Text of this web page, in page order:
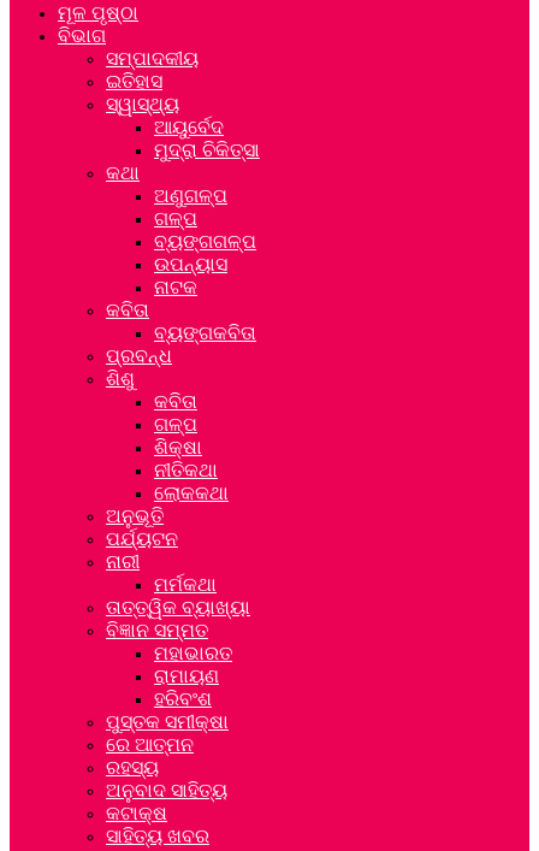
ମୂଳ ପୃଷ୍ଠା
ବିଭାଗ
ସମ୍ପାଦକୀୟ
ଇତିହାସ
ସ୍ୱାସ୍ଥ୍ୟ
ଆୟୁର୍ବେଦ
ମୁଦ୍ରା ଚିକିତ୍ସା
କଥା
ଅଣୁଗଳ୍ପ
ଗଳ୍ପ
ବ୍ୟଙ୍ଗଗଳ୍ପ
ଉପନ୍ୟାସ
ନାଟକ
କବିତା
ବ୍ୟଙ୍ଗକବିତା
ପ୍ରବନ୍ଧ
ଶିଶୁ
କବିତା
ଗଳ୍ପ
ଶିକ୍ଷା
ନୀତିକଥା
ଲୋକକଥା
ଅନୁଭୂତି
ପର୍ଯ୍ୟଟନ
ନାରୀ
ମର୍ମକଥା
ତାତ୍ତ୍ୱିକ ବ୍ୟାଖ୍ୟା
ବିଜ୍ଞାନ ସମ୍ମତ
ମହାଭାରତ
ରାମାୟଣ
ହରିବଂଶ
ପୁସ୍ତକ ସମୀକ୍ଷା
ରେ ଆତ୍ମନ
ରହସ୍ୟ
ଅନୁବାଦ ସାହିତ୍ୟ
କଟାକ୍ଷ
ସାହିତ୍ୟ ଖବର